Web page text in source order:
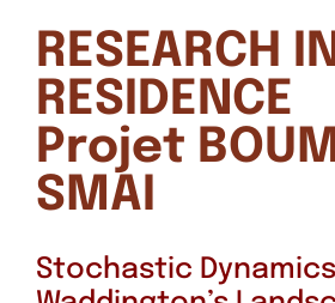
RESEARCH IN
RESIDENCE
Projet
SMAI
Stochastic